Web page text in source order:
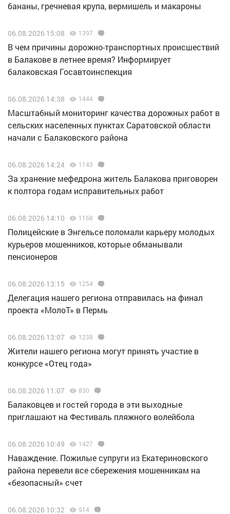
бананы, гречневая крупа, вермишель и макароны
06.08.2026 15:08 1397
В чем причины дорожно-транспортных происшествий
в Балакове в летнее время? Информирует
балаковская Госавтоинспекция
06.08.2026 14:38 1444
Масштабный мониторинг качества дорожных работ в
сельских населенных пунктах Саратовской области
начали с Балаковского района
06.08.2026 14:24 1143
За хранение мефедрона житель Балакова приговорен
к полтора годам исправительных работ
06.08.2026 14:10 1168
Полицейские в Энгельсе поломали карьеру молодых
курьеров мошенников, которые обманывали
пенсионеров
06.08.2026 13:15 1254
Делегация нашего региона отправилась на финал
проекта «МолоТ» в Пермь
06.08.2026 13:07 1238
Жители нашего региона могут принять участие в
конкурсе «Отец года»
06.08.2026 11:07 830
Балаковцев и гостей города в эти выходные
приглашают на Фестиваль пляжного волейбола
06.08.2026 10:49 1427
Наваждение. Пожилые супруги из Екатериновского
района перевели все сбережения мошенникам на
«безопасный» счет
06.08.2026 10:32 914